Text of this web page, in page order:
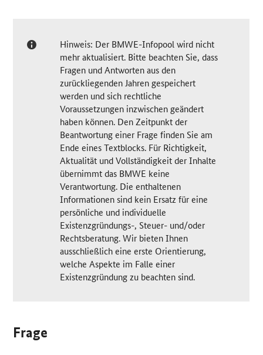
Hinweis: Der BMWE-Infopool wird nicht
mehr aktualisiert. Bitte beachten Sie, dass
Fragen und Antworten aus den
zurückliegenden Jahren gespeichert
werden und sich rechtliche
Voraussetzungen inzwischen geändert
haben können. Den Zeitpunkt der
Beantwortung einer Frage finden Sie am
Ende eines Textblocks. Für Richtigkeit,
Aktualität und Vollständigkeit der Inhalte
übernimmt das BMWE keine
Verantwortung. Die enthaltenen
Informationen sind kein Ersatz für eine
persönliche und individuelle
Existenzgründungs-, Steuer- und/oder
Rechtsberatung. Wir bieten Ihnen
ausschließlich eine erste Orientierung,
welche Aspekte im Falle einer
Existenzgründung zu beachten sind.
Frage